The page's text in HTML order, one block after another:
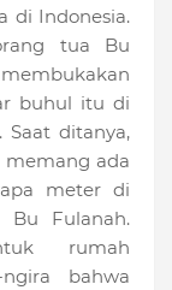
di Indonesia.
tua Bu
buhul itu di
ditanya,
ada
meter di
Fulanah.
rumah
bahwa